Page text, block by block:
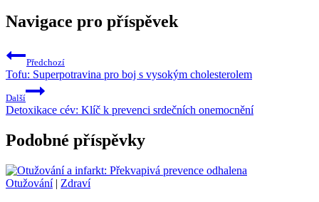
Navigace pro příspěvek
Předchozí
Tofu: Superpotravina pro boj s vysokým cholesterolem
Další
Detoxikace cév: Klíč k prevenci srdečních onemocnění
Podobné příspěvky
Otužování| Zdraví